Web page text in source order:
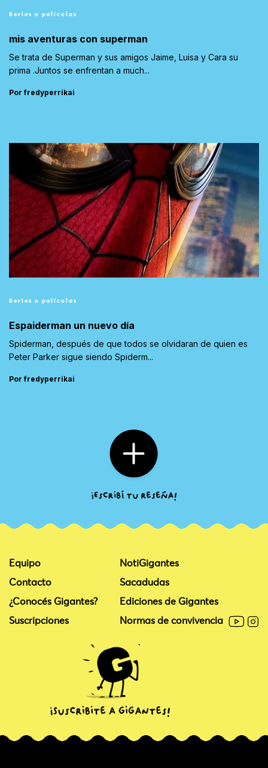
Series o películas
mis aventuras con superman
Se trata de Superman y sus amigos Jaime, Luisa y Cara su
prima .Juntos se enfrentan a much...
Por fredyperrikai
Series o películas
Espaiderman un nuevo día
Spiderman, después de que todos se olvidaran de quien es
Peter Parker sigue siendo Spiderm...
Por fredyperrikai
Equipo
Contacto
¿Conocés Gigantes?
Suscripciones
NotiGigantes
Sacadudas
Ediciones de Gigantes
Normas de convivencia